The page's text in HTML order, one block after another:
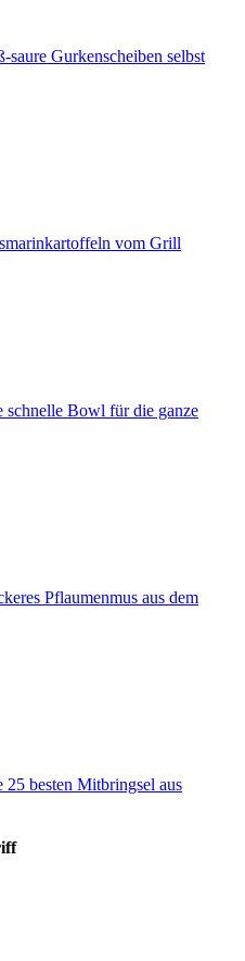
saure Gurkenscheiben selbst
vom Grill
schnelle Bowl für die ganze
Pflaumenmus aus dem
25 besten Mitbringsel aus